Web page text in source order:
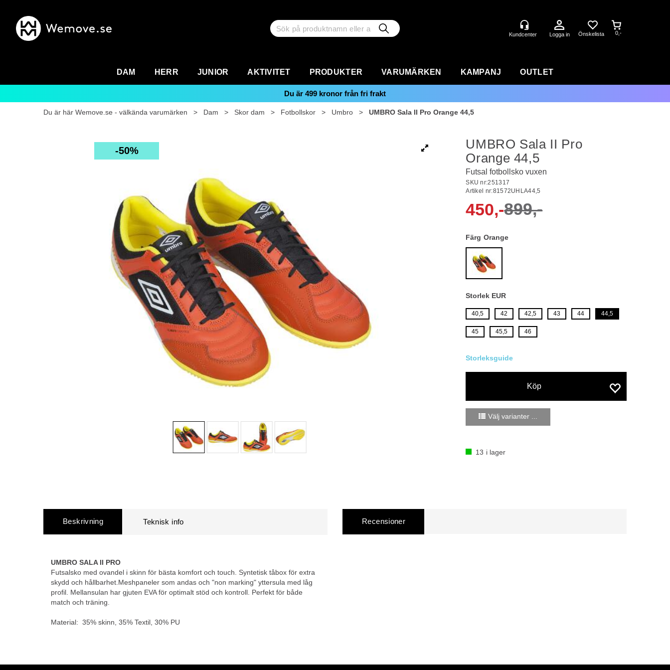
Logga in 0,-
DAM HERR JUNIOR AKTIVITET PRODUKTER VARUMÄRKEN KAMPANJ OUTLET
Du är 499 kronor från fri frakt
Du är här Wemove.se - välkända varumärken > Dam > Skor dam > Fotbollskor > Umbro > UMBRO Sala II Pro Orange 44,5
50%
UMBRO Sala II Pro
Orange 44,5
Futsal fotbollsko vuxen
SKU nr:251317
Artikel nr:81572UHLA44,5
450,-899,-
Färg Orange
Storlek EUR
40,5 42 42,5 43 44 44,5
45 45,5 46
Köp
Välj varianter ...
13 i lager
Beskrivning
UMBRO SALA II PRO
Futsalsko med ovandel i skinn för bästa komfort och touch. Syntetisk tåbox för extra
skydd och hållbarhet.Meshpaneler som andas och "non marking" yttersula med låg
profil. Mellansulan har gjuten EVA för optimalt stöd och kontroll. Perfekt för både
match och träning.
Material: 35% skinn, 35% Textil, 30% PU
Recensioner